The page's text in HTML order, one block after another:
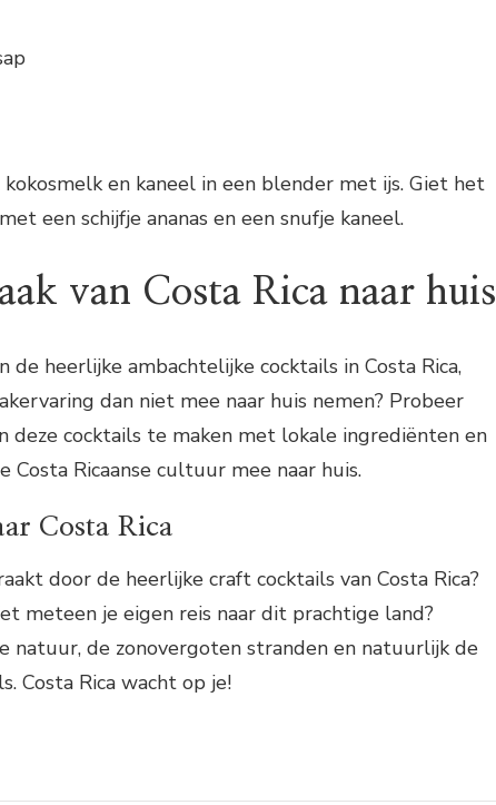
kokosmelk en kaneel in een blender met ijs. Giet het
een schijfje ananas en een snufje kaneel.
van Costa Rica naar huis
de heerlijke ambachtelijke cocktails in Costa Rica,
dan niet mee naar huis nemen? Probeer
deze cocktails te maken met lokale ingrediënten en
Costa Ricaanse cultuur mee naar huis.
Costa Rica
door de heerlijke craft cocktails van Costa Rica?
meteen je eigen reis naar dit prachtige land?
natuur, de zonovergoten stranden en natuurlijk de
Costa Rica wacht op je!